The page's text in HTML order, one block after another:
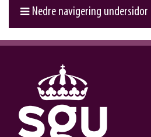
Nedre navigering undersidor